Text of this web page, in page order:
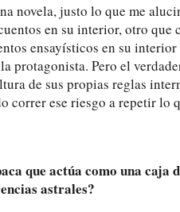
novela, justo lo que me
en su interior, otro que
ensayísticos en su
protagonista. Pero el
de sus propias reglas
correr ese riesgo a repetir lo
que actúa como una caja
astrales?